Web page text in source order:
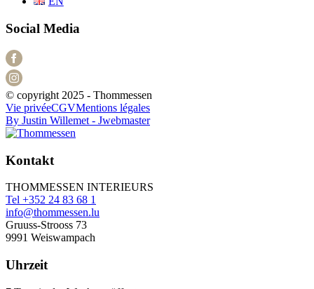
Social Media
© copyright 2025 - Thommessen
Vie privéeCGVMentions légales
By Justin Willemet - Jwebmaster
Kontakt
THOMMESSEN INTERIEURS
Tel +352 24 83 68 1
info@thommessen.lu
Gruuss-Strooss 73
9991 Weiswampach
Uhrzeit